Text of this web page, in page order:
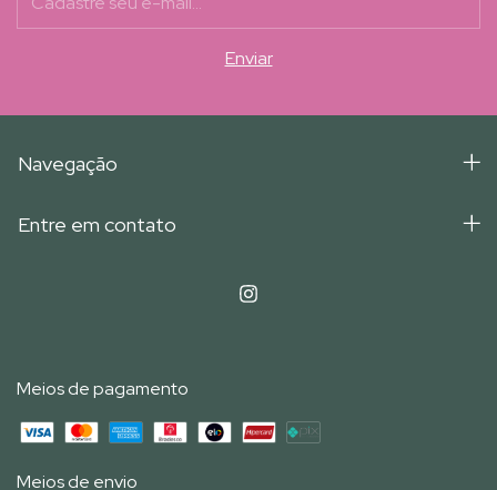
Navegação
Entre em contato
Meios de pagamento
Meios de envio